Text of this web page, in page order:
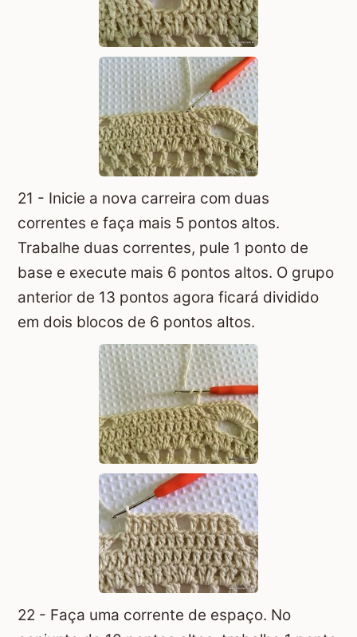
21 - Inicie a nova carreira com duas
correntes e faça mais 5 pontos altos.
Trabalhe duas correntes, pule 1 ponto de
base e execute mais 6 pontos altos. O grupo
anterior de 13 pontos agora ficará dividido
em dois blocos de 6 pontos altos.
22 - Faça uma corrente de espaço. No